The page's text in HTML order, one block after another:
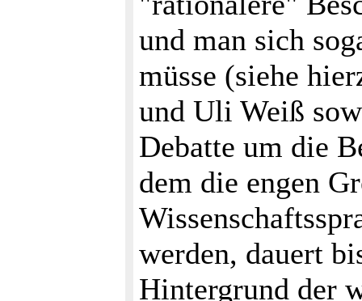
und man sich
müsse (siehe
und Uli Weiß
Debatte um die
dem die engen
werden, dauert
Hintergrund der